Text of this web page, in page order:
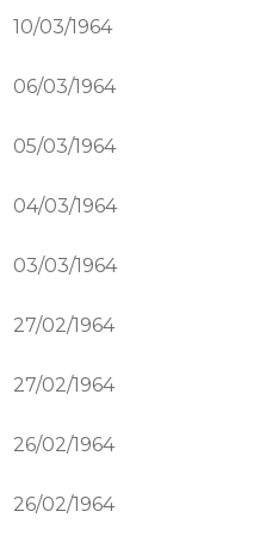
10/03/1964
06/03/1964
05/03/1964
04/03/1964
03/03/1964
27/02/1964
27/02/1964
26/02/1964
26/02/1964